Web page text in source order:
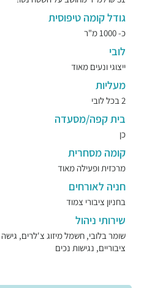
גודל קומה טיפוסית
כ- 1000 מ"ר
לובי
ייצוגי ונעים מאוד
מעליות
2 בכל לובי
בית קפה/מסעדה
כן
קומה מסחרית
מרכזית ופעילה מאוד
חניה לאורחים
בחניון ציבורי צמוד
שירותי ניהול
ציבוריים, נגישות נכים